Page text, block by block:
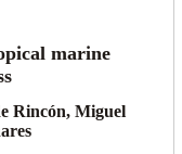
marine
Rincón, Miguel